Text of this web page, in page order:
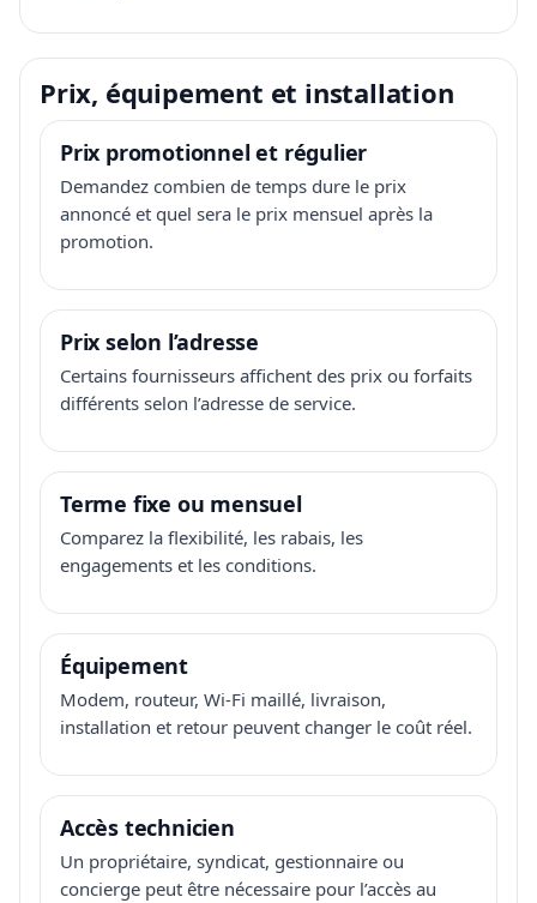
Prix, équipement et installation
Prix promotionnel et régulier
Demandez combien de temps dure le prix
annoncé et quel sera le prix mensuel après la
promotion.
Prix selon l’adresse
Certains fournisseurs affichent des prix ou forfaits
différents selon l’adresse de service.
Terme fixe ou mensuel
Comparez la flexibilité, les rabais, les
engagements et les conditions.
Équipement
Modem, routeur, Wi-Fi maillé, livraison,
installation et retour peuvent changer le coût réel.
Accès technicien
Un propriétaire, syndicat, gestionnaire ou
concierge peut être nécessaire pour l’accès au